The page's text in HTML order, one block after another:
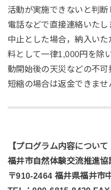
活動が実施できないと判
電話などで直接連絡いた
中止とした場合，納入い
料として一律1,000円を除
動開始後の天災などの不
短縮の場合は返金できませ
【プログラム内容について
福井市自然体験交流推進協
〒910-2464 福井県福井市